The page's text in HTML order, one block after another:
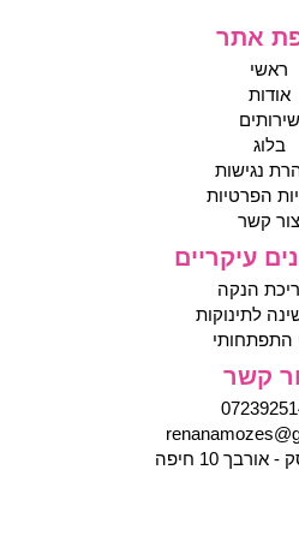
אתר
ראשי
אודות
שירותים
בלוג
נגישות
הפרטיות
צור קשר
עיקריים
הנקה
לתינוקות
התפתחותי
קשר
10 חיפה